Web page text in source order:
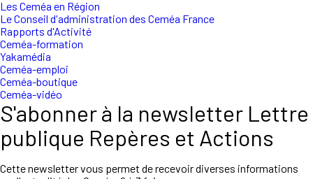
Les Ceméa en Région
Le Conseil d'administration des Ceméa France
Rapports d'Activité
Ceméa-formation
Yakamédia
Ceméa-emploi
Ceméa-boutique
Ceméa-vidéo
S'abonner à la newsletter Lettre
publique Repères et Actions
Cette newsletter vous permet de recevoir diverses informations